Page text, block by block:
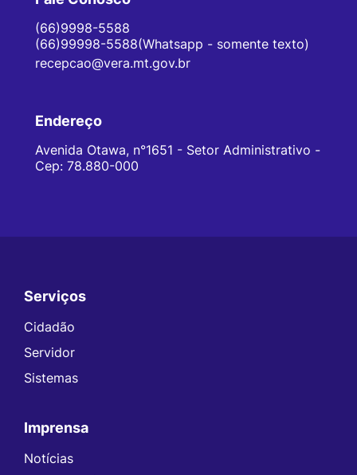
(66)9998-5588
(66)99998-5588(Whatsapp - somente texto)
recepcao@vera.mt.gov.br
Endereço
Avenida Otawa, n°1651 - Setor Administrativo -
Cep: 78.880-000
Seção do Rodapé e Contato
Serviços
Cidadão
Servidor
Sistemas
Imprensa
Notícias